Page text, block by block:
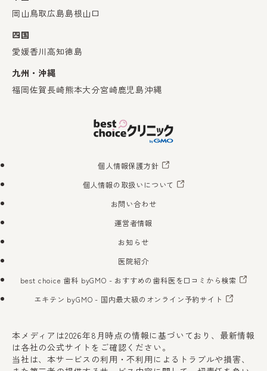
岡山 鳥取広島島根山口
四国
愛媛香川 高知徳島
九州・沖縄
福岡佐賀長崎熊本大分宮崎鹿児島沖縄
個人情報保護方針
個人情報の取扱いについて
お問い合わせ
運営者情報
お知らせ
医院紹介
best choice 歯科 byGMO - おすすめの歯科医を口コミから検索
エキテン byGMO - 国内最大級のオンライン予約サイト
本メディアは2026年8月時点の情報に基づいており、最新情報
は各社の公式サイトをご確認ください。
当社は、本サービスの利用・不利用によるトラブルや損害、